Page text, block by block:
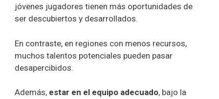
jóvenes jugadores tienen más oportunidades de
ser descubiertos y desarrollados.
En contraste, en regiones con menos recursos,
muchos talentos potenciales pueden pasar
desapercibidos.
Además, estar en el equipo adecuado, bajo la